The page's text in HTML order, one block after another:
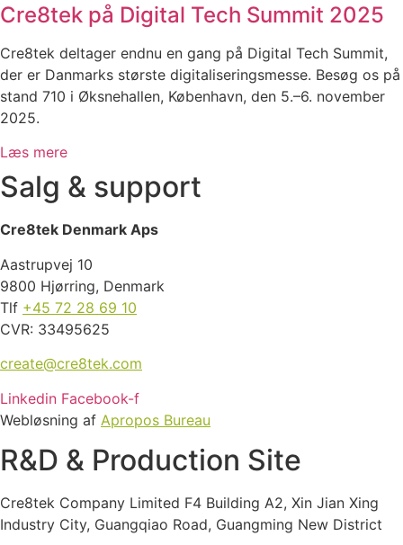
Cre8tek på Digital Tech Summit 2025
Cre8tek deltager endnu en gang på Digital Tech Summit,
der er Danmarks største digitaliseringsmesse. Besøg os på
stand 710 i Øksnehallen, København, den 5.–6. november
2025.
Læs mere
Salg & support
Cre8tek Denmark Aps
Aastrupvej 10
9800 Hjørring, Denmark
Tlf +45 72 28 69 10
CVR: 33495625
create@cre8tek.com
Linkedin Facebook-f
Webløsning af Apropos Bureau
R&D & Production Site
Cre8tek Company Limited F4 Building A2, Xin Jian Xing
Industry City, Guangqiao Road, Guangming New District